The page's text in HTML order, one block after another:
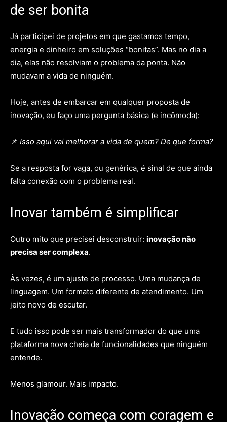
de ser bonita
Já participei de projetos em que gastamos tempo,
energia e dinheiro em soluções “bonitas”. Mas no dia a
dia, elas não resolviam o problema da ponta. Não
mudavam a vida de ninguém.
Hoje, antes de embarcar em qualquer proposta de
inovação, eu faço uma pergunta básica (e incômoda):
📌 Isso aqui vai melhorar a vida de quem? De que forma?
Se a resposta for vaga, ou genérica, é sinal de que ainda
falta conexão com o problema real.
Inovar também é simplificar
Outro mito que precisei desconstruir: inovação não
precisa ser complexa.
Às vezes, é um ajuste de processo. Uma mudança de
linguagem. Um formato diferente de atendimento. Um
jeito novo de escutar.
E tudo isso pode ser mais transformador do que uma
plataforma nova cheia de funcionalidades que ninguém
entende.
Menos glamour. Mais impacto.
Inovação começa com coragem e